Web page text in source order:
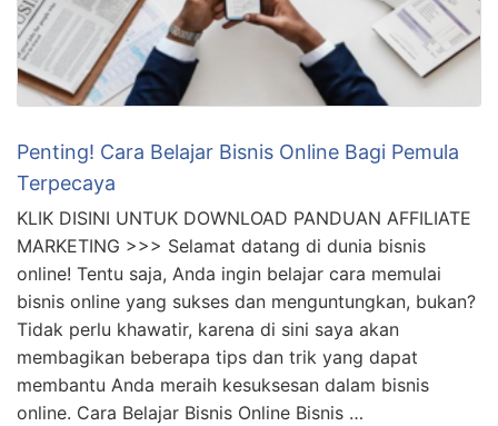
Penting! Cara Belajar Bisnis Online Bagi Pemula
Terpecaya
KLIK DISINI UNTUK DOWNLOAD PANDUAN AFFILIATE
MARKETING >>> Selamat datang di dunia bisnis
online! Tentu saja, Anda ingin belajar cara memulai
bisnis online yang sukses dan menguntungkan, bukan?
Tidak perlu khawatir, karena di sini saya akan
membagikan beberapa tips dan trik yang dapat
membantu Anda meraih kesuksesan dalam bisnis
online. Cara Belajar Bisnis Online Bisnis …